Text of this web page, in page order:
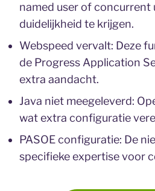
named user of concurrent
duidelijkheid te krijgen.
Webspeed vervalt: Deze
de Progress Application
extra aandacht.
Java niet meegeleverd:
wat extra configuratie
PASOE configuratie: De
specifieke expertise voor